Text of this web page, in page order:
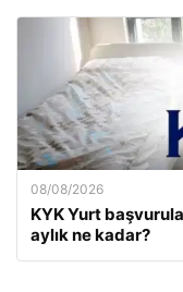
08/08/2026
KYK Yurt
aylık ne kadar?